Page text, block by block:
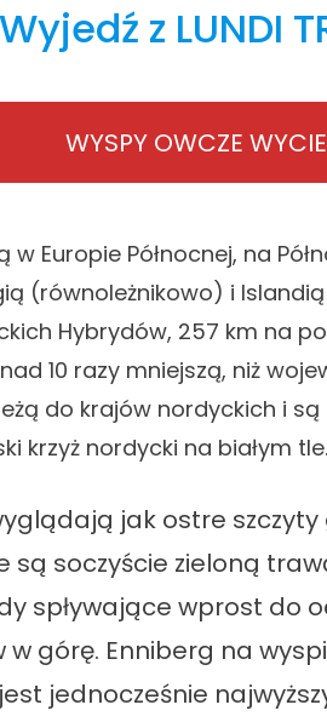
Wyjedź z LUNDI
WYSPY OWCZE
w Europie Północnej, na
(równoleżnikowo) i
Hybrydów, 257 km na
10 razy mniejszą, niż
do krajów nordyckich i
krzyż nordycki na białym tle.
jak ostre
są soczyście zieloną
spływające wprost do
górę. Enniberg na
jednocześnie